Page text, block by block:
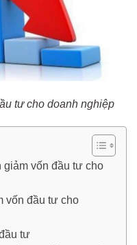
tư cho doanh nghiệp
vốn đầu tư cho
vốn đầu tư cho
tư